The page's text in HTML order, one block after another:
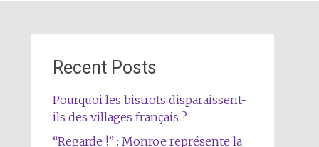
Recent Posts
Pourquoi les bistrots disparaissent-
ils des villages français ?
“Regarde !” : Monroe représente la